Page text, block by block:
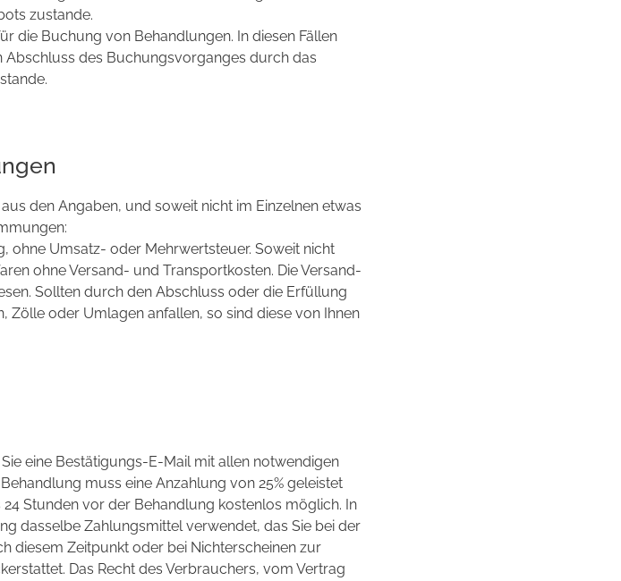
zustande.
die Buchung von Behandlungen. In diesen Fällen
des Buchungsvorganges durch das
den Angaben, und soweit nicht im Einzelnen etwas
ohne Umsatz- oder Mehrwertsteuer. Soweit nicht
ohne Versand- und Transportkosten. Die Versand-
Sollten durch den Abschluss oder die Erfüllung
Zölle oder Umlagen anfallen, so sind diese von Ihnen
eine Bestätigungs-E-Mail mit allen notwendigen
muss eine Anzahlung von 25% geleistet
Stunden vor der Behandlung kostenlos möglich. In
dasselbe Zahlungsmittel verwendet, das Sie bei der
diesem Zeitpunkt oder bei Nichterscheinen zur
Das Recht des Verbrauchers, vom Vertrag